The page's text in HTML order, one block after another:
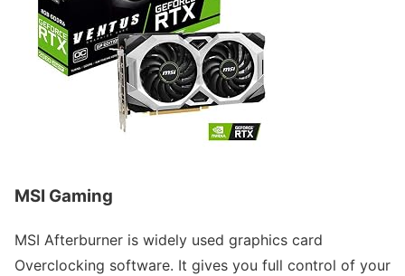
MSI Gaming
MSI Afterburner is widely used graphics card
Overclocking software. It gives you full control of your